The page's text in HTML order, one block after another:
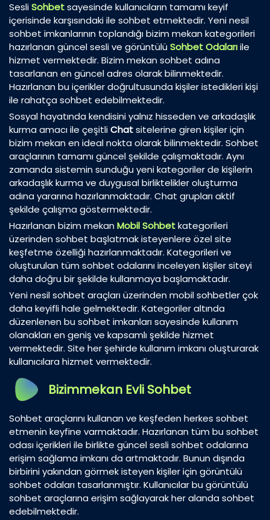
SesliSohbetsayesinde kullanıcıların tamamı keyif
içerisinde karşısındaki ile sohbet etmektedir. Yeni nesil
sohbet imkanlarının toplandığı bizim mekan kategorileri
hazırlanan güncel sesli ve görüntülüSohbet Odalarıile
hizmet vermektedir. Bizim mekan sohbet adına
tasarlanan en güncel adres olarak bilinmektedir.
Hazırlanan bu içerikler doğrultusunda kişiler istedikleri kişi
ile rahatça sohbet edebilmektedir.
Sosyal hayatında kendisini yalnız hisseden ve arkadaşlık
kurma amacı ile çeşitliChatsitelerine giren kişiler için
bizim mekan en ideal nokta olarak bilinmektedir. Sohbet
araçlarının tamamı güncel şekilde çalışmaktadır. Aynı
zamanda sistemin sunduğu yeni kategoriler de kişilerin
arkadaşlık kurma ve duygusal birliktelikler oluşturma
adına yararına hazırlanmaktadır. Chat grupları aktif
şekilde çalışma göstermektedir.
Hazırlanan bizim mekanMobil Sohbetkategorileri
üzerinden sohbet başlatmak isteyenlere özel site
keşfetme özelliği hazırlanmaktadır. Kategorileri ve
oluşturulan tüm sohbet odalarını inceleyen kişiler siteyi
daha doğru bir şekilde kullanmaya başlamaktadır.
Yeni nesil sohbet araçları üzerinden mobil sohbetler çok
daha keyifli hale gelmektedir. Kategoriler altında
düzenlenen bu sohbet imkanları sayesinde kullanım
olanakları en geniş ve kapsamlı şekilde hizmet
vermektedir. Site her şehirde kullanım imkanı oluşturarak
kullanıcılara hizmet vermektedir.
Bizimmekan Evli Sohbet
Sohbet araçlarını kullanan ve keşfeden herkes sohbet
etmenin keyfine varmaktadır. Hazırlanan tüm bu sohbet
odası içerikleri ile birlikte güncel sesli sohbet odalarına
erişim sağlama imkanı da artmaktadır. Bunun dışında
birbirini yakından görmek isteyen kişiler için görüntülü
sohbet odaları tasarlanmıştır. Kullanıcılar bu görüntülü
sohbet araçlarına erişim sağlayarak her alanda sohbet
edebilmektedir.